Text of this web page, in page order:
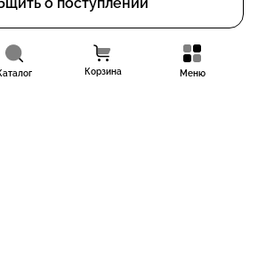
Корзина Меню